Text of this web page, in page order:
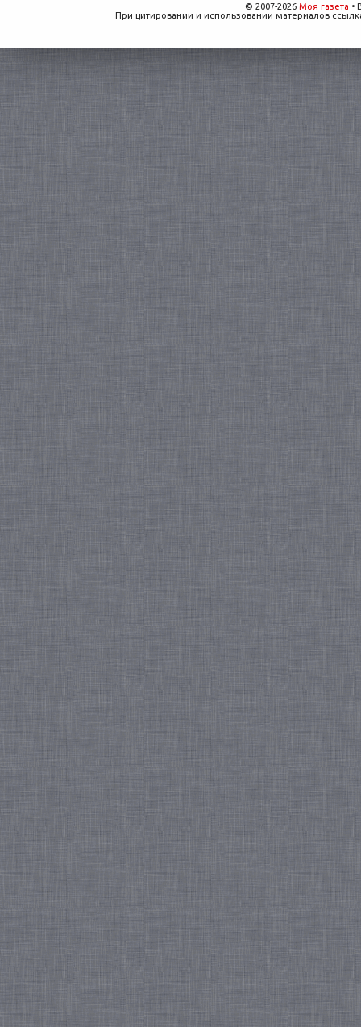
© 2007-2026 Моя газета •
При цитировании и использовании материалов